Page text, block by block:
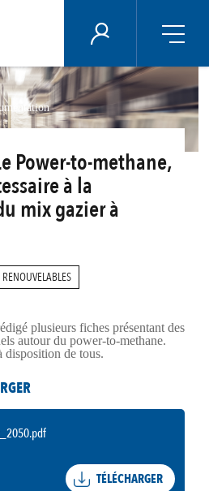
ÉNERGIE PLUS
Power-to-methane,
à la
mix gazier à
RENOUVELABLES
plusieurs fiches présentant des
autour du power-to-methane.
disposition de tous.
TÉLÉCHARGER